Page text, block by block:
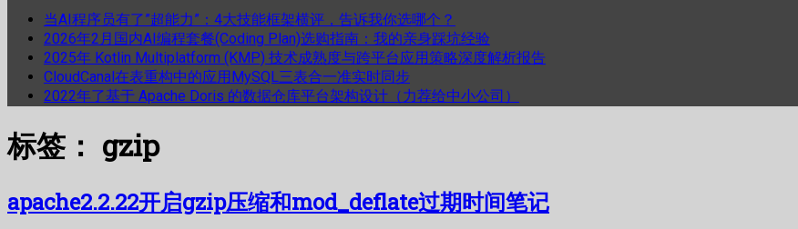
当AI程序员有了”超能力”：4大技能框架横评，告诉我你选哪个？
2026年2月国内AI编程套餐(Coding Plan)选购指南：我的亲身踩坑经验
2025年 Kotlin Multiplatform (KMP) 技术成熟度与跨平台应用策略深度解析报告
CloudCanal在表重构中的应用MySQL三表合一准实时同步
2022年了基于 Apache Doris 的数据仓库平台架构设计（力荐给中小公司）
标签： gzip
apache2.2.22开启gzip压缩和mod_deflate过期时间笔记